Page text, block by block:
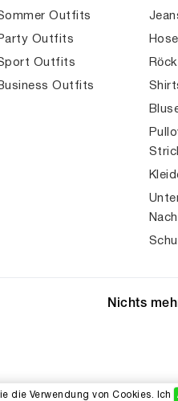
Outfits
Outfits
Outfits
Outfits
Nichts
die Verwendung von Cookies. Ich